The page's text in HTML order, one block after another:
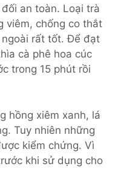
an toàn. Loại trà
viêm, chống co thắt
rất tốt. Để đạt
cà phê hoa cúc
trong 15 phút rồi
hồng xiêm xanh, lá
Tuy nhiên những
kiểm chứng. Vì
khi sử dụng cho